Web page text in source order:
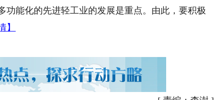
功能化的先进轻工业的发展是重点。由此，要积极
】